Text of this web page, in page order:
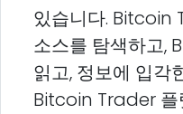
있습니다. Bitcoin
소스를 탐색하고,
읽고, 정보에 입각
Bitcoin Trader 플